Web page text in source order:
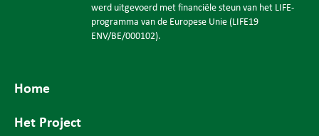
werd uitgevoerd met financiële steun van het LIFE-
programma van de Europese Unie (LIFE19
ENV/BE/000102).
Home
Het Project